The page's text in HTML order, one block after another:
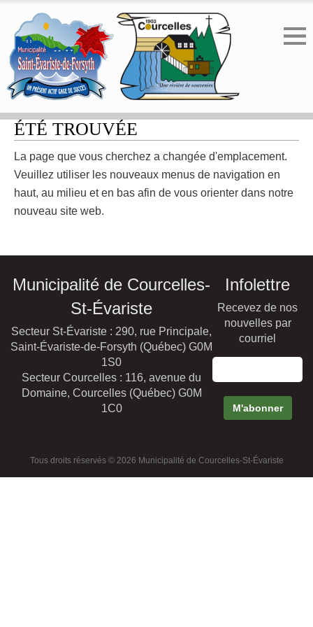
ERREUR 404 - LA PAGE N'A PAS
ÉTÉ TROUVÉE
La page que vous cherchez a changée d'emplacement.
Veuillez utiliser les nouveaux menus de navigation en
haut, au milieu et en bas afin de vous orienter dans notre
nouveau site web.
Municipalité de Courcelles-
St-Évariste
Secteur St-Évariste : 290, rue Principale,
Saint-Évariste-de-Forsyth (Québec) G0M
1S0
Secteur Courcelles : 116, avenue du
Domaine, Courcelles (Québec) G0M
1C0
Infolettre
Recevez de nos
nouvelles par
courriel
Tous droits réservés © 2026 Municipalité de Courcelles-St-Évariste